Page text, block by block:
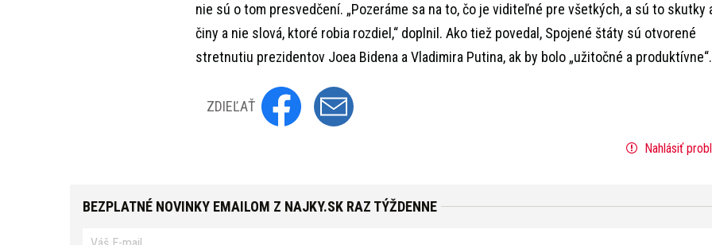
nie sú o tom presvedčení. „Pozeráme sa na to, čo je viditeľné pre všetkých, a sú to skutky
činy a nie slová, ktoré robia rozdiel,“ doplnil. Ako tiež povedal, Spojené štáty sú otvorené
stretnutiu prezidentov Joea Bidena a Vladimira Putina, ak by bolo „užitočné a produktívne“.
ZDIEĽAŤ
Nahlásiť
BEZPLATNÉ NOVINKY EMAILOM Z NAJKY.SK RAZ TÝŽDENNE